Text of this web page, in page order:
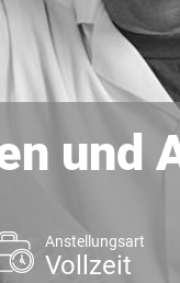
und
Anstellungsart
Vollzeit